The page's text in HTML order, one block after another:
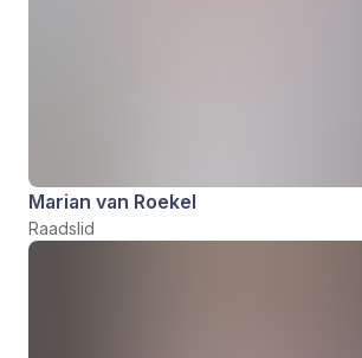
Marian van Roekel
Raadslid